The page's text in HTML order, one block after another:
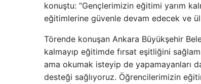
konuştu: “Gençlerimizin eğitimi yarım
eğitimlerine güvenle devam edecek ve
Törende konuşan Ankara Büyükşehir
kalmayıp eğitimde fırsat eşitliğini
ama okumak isteyip de yapamayanları
desteği sağlıyoruz. Öğrencilerimizin